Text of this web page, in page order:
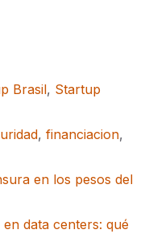
Brasil, Startup
, financiacion,
en los pesos del
data centers: qué